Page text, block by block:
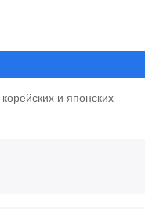
и японских